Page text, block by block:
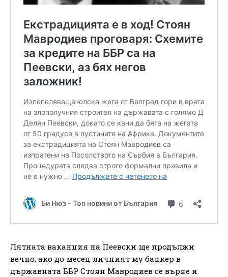
Лятната ваканция на Пеевски ще продължи
вечно, ако до месец личният му банкер в
държавната ББР Стоян Мавродиев се върне и